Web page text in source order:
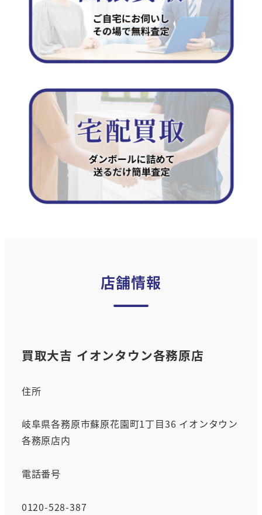
店舗情報
買取大吉 イオンタウン各務原店
住所
岐阜県各務原市蘇原花園町1丁目36 イオンタウン
各務原店内
電話番号
0120-528-387